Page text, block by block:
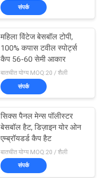
संपर्क
महिला विंटेज बेसबॉल टोपी,
100% कपास टवील स्पोर्ट्स
कैप 56-60 सेमी आकार
बातचीत योग्य MOQ:20 / शैली
संपर्क
सिक्स पैनल मेन्स पॉलीस्टर
बेसबॉल हैट, डिज़ाइन योर ओन
एम्ब्रॉयडर्ड कैप हैट
बातचीत योग्य MOQ:20 / शैली
संपर्क